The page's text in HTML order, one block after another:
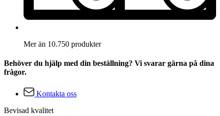
Mer än 10.750 produkter
Behöver du hjälp med din beställning? Vi svarar gärna på dina
frågor.
Kontakta oss
Bevisad kvalitet